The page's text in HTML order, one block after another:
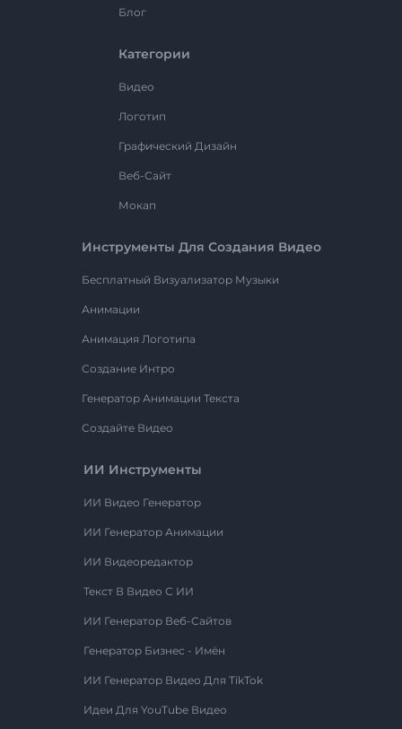
Блог
Категории
Видео
Логотип
Графический Дизайн
Веб-Сайт
Мокап
Инструменты Для Создания Видео
Бесплатный Визуализатор Музыки
Анимации
Анимация Логотипа
Создание Интро
Генератор Анимации Текста
Создайте Видео
ИИ Инструменты
ИИ Видео Генератор
ИИ Генератор Анимации
ИИ Видеоредактор
Текст В Видео С ИИ
ИИ Генератор Веб-Сайтов
Генератор Бизнес - Имён
ИИ Генератор Видео Для TikTok
Идеи Для YouTube Видео